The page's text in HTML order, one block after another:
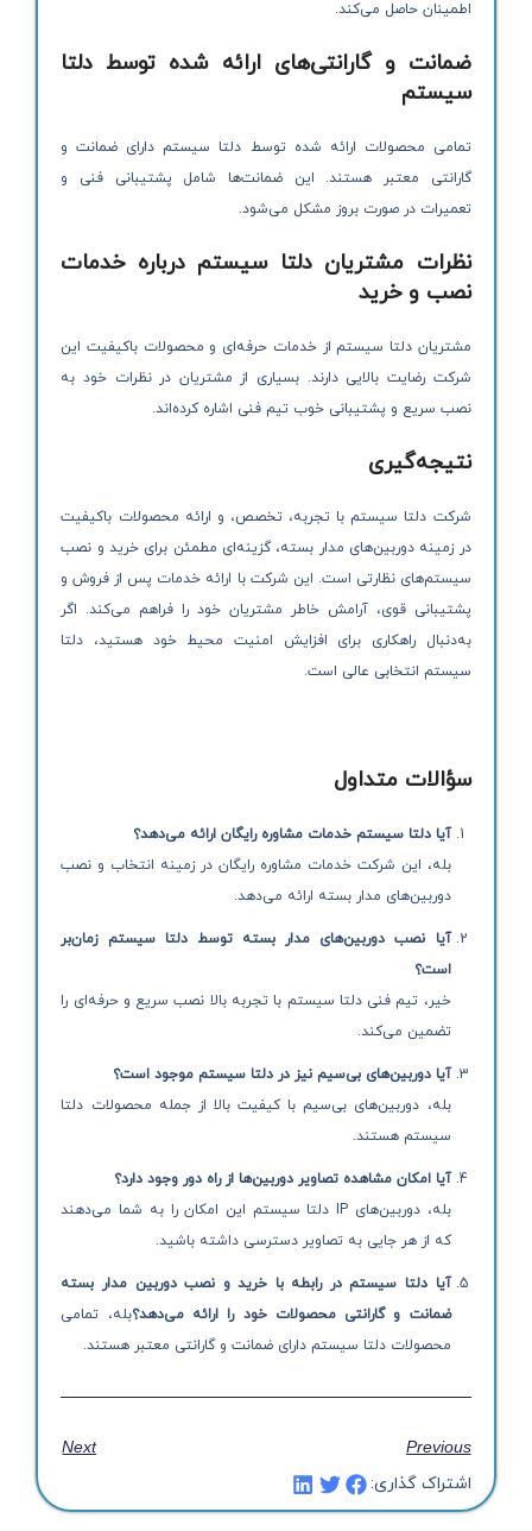
اطمینان حاصل می‌کند.
ضمانت و گارانتی‌های ارائه شده توسط دلتا
سیستم
تمامی محصولات ارائه شده توسط دلتا سیستم دارای ضمانت و
گارانتی معتبر هستند. این ضمانت‌ها شامل پشتیبانی فنی و
تعمیرات در صورت بروز مشکل می‌شود.
نظرات مشتریان دلتا سیستم درباره خدمات
نصب و خرید
مشتریان دلتا سیستم از خدمات حرفه‌ای و محصولات باکیفیت این
شرکت رضایت بالایی دارند. بسیاری از مشتریان در نظرات خود به
نصب سریع و پشتیبانی خوب تیم فنی اشاره کرده‌اند.
نتیجه‌گیری
شرکت دلتا سیستم با تجربه، تخصص، و ارائه محصولات باکیفیت
در زمینه دوربین‌های مدار بسته، گزینه‌ای مطمئن برای خرید و نصب
سیستم‌های نظارتی است. این شرکت با ارائه خدمات پس از فروش و
پشتیبانی قوی، آرامش خاطر مشتریان خود را فراهم می‌کند. اگر
به‌دنبال راهکاری برای افزایش امنیت محیط خود هستید، دلتا
سیستم انتخابی عالی است.
سؤالات متداول
آیا دلتا سیستم خدمات مشاوره رایگان ارائه می‌دهد؟
بله، این شرکت خدمات مشاوره رایگان در زمینه انتخاب و نصب
دوربین‌های مدار بسته ارائه می‌دهد.
آیا نصب دوربین‌های مدار بسته توسط دلتا سیستم زمان‌بر
است؟
خیر، تیم فنی دلتا سیستم با تجربه بالا نصب سریع و حرفه‌ای را
تضمین می‌کند.
آیا دوربین‌های بی‌سیم نیز در دلتا سیستم موجود است؟
بله، دوربین‌های بی‌سیم با کیفیت بالا از جمله محصولات دلتا
سیستم هستند.
آیا امکان مشاهده تصاویر دوربین‌ها از راه دور وجود دارد؟
بله، دوربین‌های IP دلتا سیستم این امکان را به شما می‌دهند
که از هر جایی به تصاویر دسترسی داشته باشید.
آیا دلتا سیستم در رابطه با خرید و نصب دوربین مدار بسته
ضمانت و گارانتی محصولات خود را ارائه می‌دهد؟بله، تمامی
محصولات دلتا سیستم دارای ضمانت و گارانتی معتبر هستند.
Previous
Next
اشتراک گذاری: